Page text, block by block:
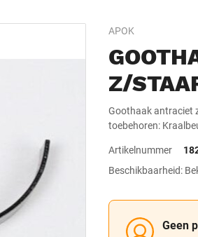
APOK
Z/
Goothaak antraciet
toebehoren:
Artikelnummer
Beschikbaarheid:
Geen